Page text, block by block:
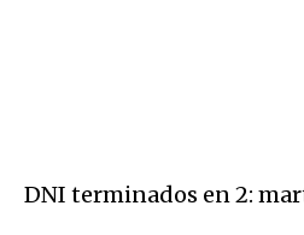
DNI terminados en 2: